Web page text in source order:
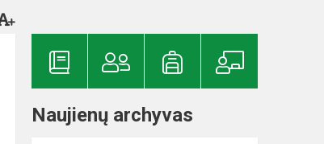
Naujienų archyvas